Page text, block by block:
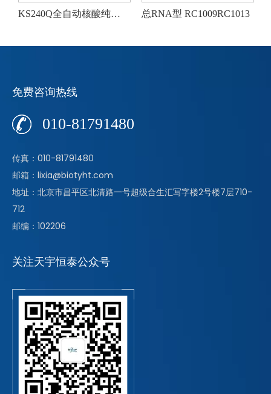
KS240Q全自动核酸纯化仪(仅限科研使用) 总RNA型 RC1009RC1013
免费咨询热线
010-81791480
传真：010-81791480
邮箱：lixia@biotyht.com
地址：北京市昌平区北清路一号超级合生汇写字楼2号楼7层710-
712
邮编：102206
关注天宇恒泰公众号